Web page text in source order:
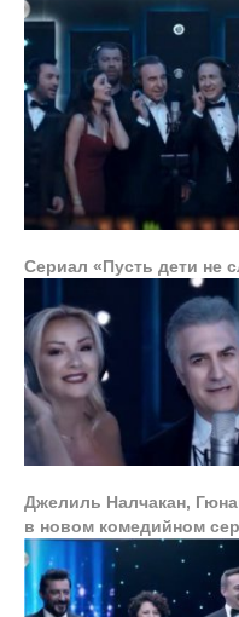
Сериал «Пусть дети не
Джелиль Налчакан,
в новом комедийном